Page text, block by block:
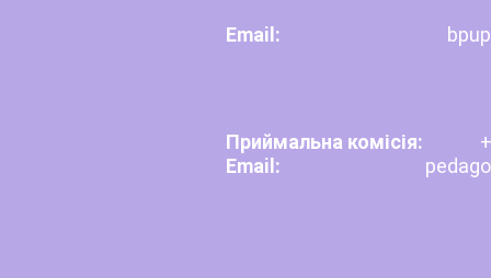
Email:
Приймальна комісія:
Email: